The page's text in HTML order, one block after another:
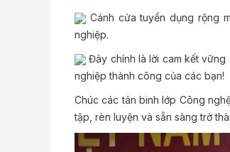
Cánh cửa tuyển dụng rộng
nghiệp.
Đây chính là lời cam kết vững
nghiệp thành công của các bạn!
Chúc các tân binh lớp Công
tập, rèn luyện và sẵn sàng trở